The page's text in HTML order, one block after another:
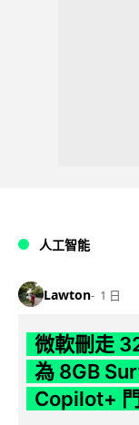
人工智能
Lawton 1 日
微軟刪走
為 8GB
Copilot+